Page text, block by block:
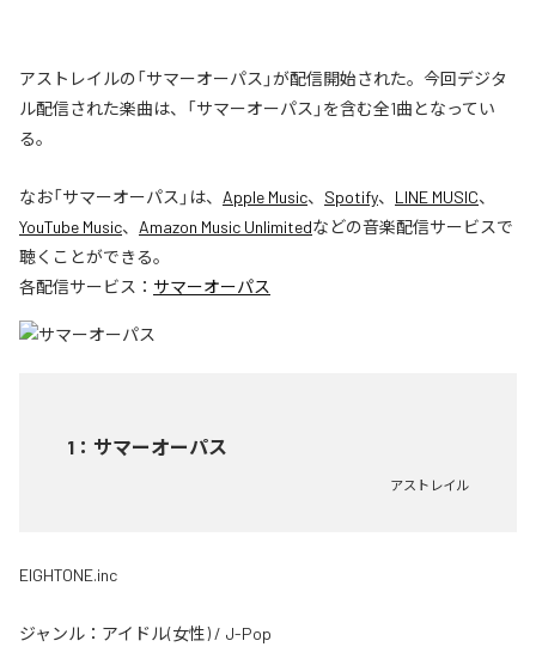
アストレイルの「サマーオーパス」が配信開始された。今回デジタ
ル配信された楽曲は、「サマーオーパス」を含む全1曲となってい
る。
なお「サマーオーパス 」は、 Apple Music、 Spotify、 LINE MUSIC、
YouTube Music、 Amazon Music Unlimitedなどの音楽配信サービスで
聴くことができる。
各配信サービス： サマーオーパス
1 ： サマーオーパス
アストレイル
EIGHTONE.inc
ジャンル： アイドル(女性) / J-Pop